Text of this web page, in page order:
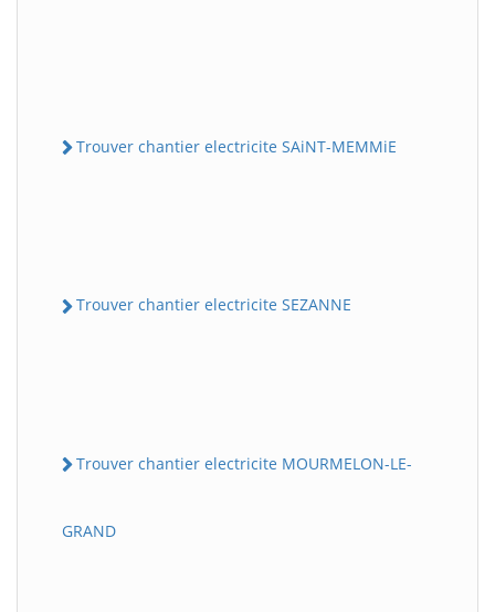
Trouver chantier electricite SAiNT-MEMMiE
Trouver chantier electricite SEZANNE
Trouver chantier electricite MOURMELON-LE-
GRAND